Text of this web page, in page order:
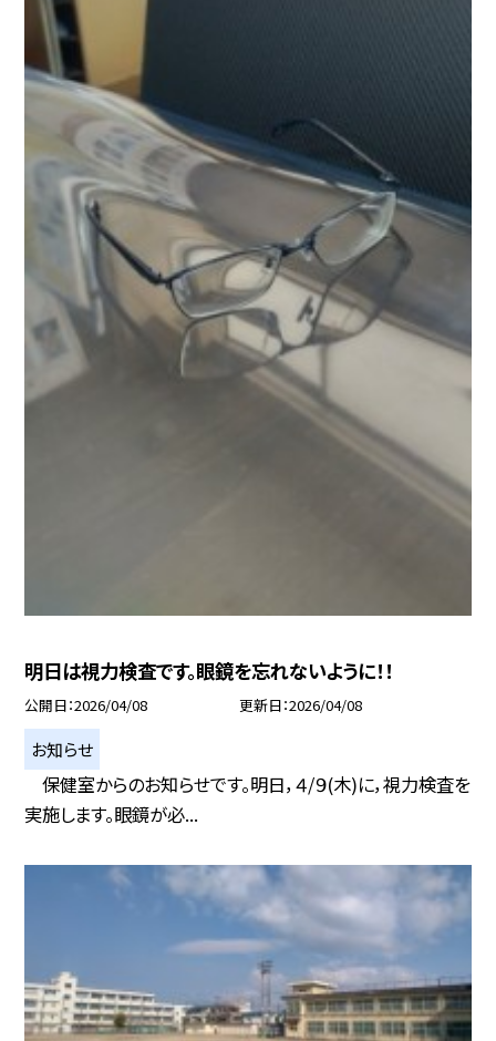
明日は視力検査です。眼鏡を忘れないように！！
公開日 2026/04/08 更新日 2026/04/08
お知らせ
保健室からのお知らせです。明日，４/９(木)に，視力検査を
実施します。眼鏡が必...